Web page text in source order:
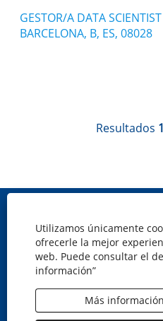
Utilizamos únicamente
ofrecerle la mejor
web. Puede consultar el
información”
Más
Resultados
GESTOR/A DATA
BARCELONA, B, ES, 08028
Política
S
e
S
e